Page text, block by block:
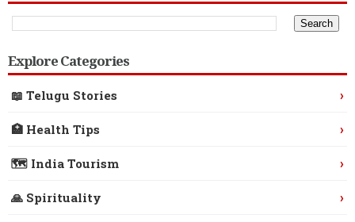
Explore Categories
📖 Telugu Stories ›
🏥 Health Tips ›
🗺️ India Tourism ›
🙏 Spirituality ›